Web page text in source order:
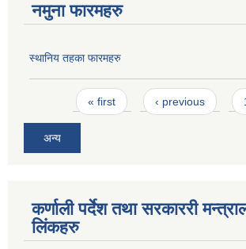
नमुना फारमहरु
स्थानिय तहका फारमहरु
Pages« first ‹ previous
अन्य
कर्णाली पर्देश तथा सरकाररी
लिंकहरु